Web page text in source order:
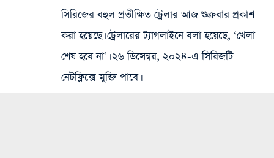
সিরিজের বহুল প্রতীক্ষিত ট্রেলার আজ শুক্রবার প্রকাশ
করা হয়েছে। ট্রেলারের ট্যাগলাইনে বলা হয়েছে, ‘খেলা
শেষ হবে না’। ২৬ ডিসেম্বর, ২০২৪-এ সিরিজটি
নেটফ্লিক্সে মুক্তি পাবে।